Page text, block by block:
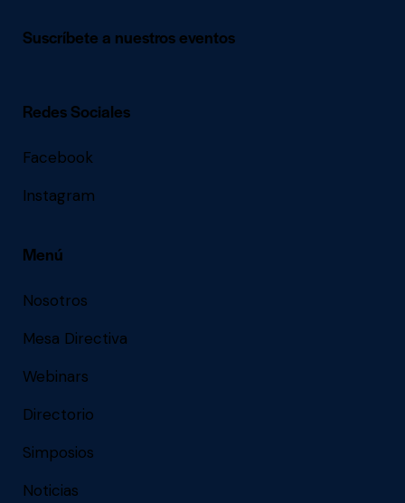
Suscríbete a nuestros eventos
Redes Sociales
Facebook
Instagram
Menú
Nosotros
Mesa Directiva
Webinars
Directorio
Simposios
Noticias